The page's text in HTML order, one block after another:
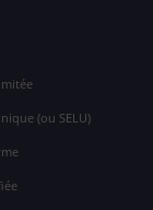
(ou SELU)